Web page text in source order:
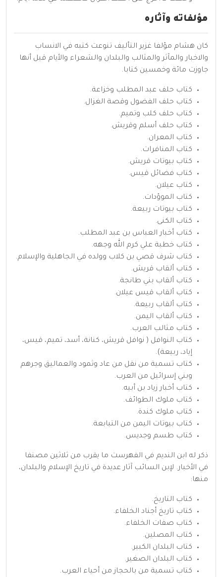
مؤلفاته وآثاره
كان هشام مؤلفا غزير التأليف تنوعت كتبه في الانساب
والاخبار والمآثر والمثالب والبلدان والشعراء والأيام قيل أنها
جاوزت مائة وخمسين كتابا.
كتاب حلف عبد المطلب وخزاعة.
كتاب حلف الفضول وقصة الغزال.
كتاب حلف كلب وتميم.
كتاب حلف أسلم وقريش.
كتاب المعران.
كتاب المنافرات.
كتاب بيوتات قريش.
كتاب فضائل قيس.
كتاب عيلان.
كتاب الموؤدات.
كتاب بيوتات ربيعة.
كتاب الكنى.
كتاب أخبار العباس بن عبد المطلب.
كتاب خطبة علي كرم الله وجهه.
كتاب شرف قصي بن كلاب وولده في الجاهلية والإسلام.
كتاب ألقاب قريش.
كتاب ألقاب بني طانجة.
كتاب ألقاب قيس عيلان.
كتاب ألقاب ربيعة.
كتاب ألقاب اليمن.
كتاب مثالب العرب.
كتاب النوافل ( نوافل قريش، كنانة، أسد، تميم، قيس،
إياد، ربيعة).
كتاب تسمية من نقل من عاد وثمود والعماليق وجرهم
وبني إسرائيل من العرب.
كتاب أخبار زياد بن أبيه.
كتاب ملوك الطوائف.
كتاب ملوك كندة.
كتاب بيوتات اليمن من التبابعة.
كتاب طسم وجديس.
ذكر له ابن النديم في الفهرست ما يقرب من ثلاثين مصنفا
في الأخبار. لإبن السائب آثار عديدة في تاريخ الإسلام والبلدان،
منها:
كتاب التاريخ.
كتاب تاريخ أجناد الخلفاء.
كتاب صفات الخلفاء.
كتاب المصلين.
كتاب البلدان الكبير.
كتاب البلدان الصغير.
كتاب تسمية من بالحجاز من أحياء العرب.